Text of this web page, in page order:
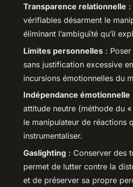
Transparence relationnelle :
vérifiables désarment le
éliminant l’ambiguïté qu’il
Limites personnelles :
sans justification excessive
incursions émotionnelles du
Indépendance émotionnelle
attitude neutre (méthode du
le manipulateur de réactions
instrumentaliser.
Gaslighting : Conserver des
permet de lutter contre la
et de préserver sa propre